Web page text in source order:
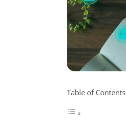
Table of Contents